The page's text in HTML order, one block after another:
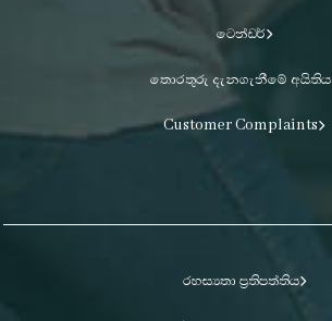
ටෙන්ඩර්
තොරතුරු දැනගැනීමේ අයිතිය
Customer Complaints
රහස්‍යතා ප්‍රතිපත්තිය